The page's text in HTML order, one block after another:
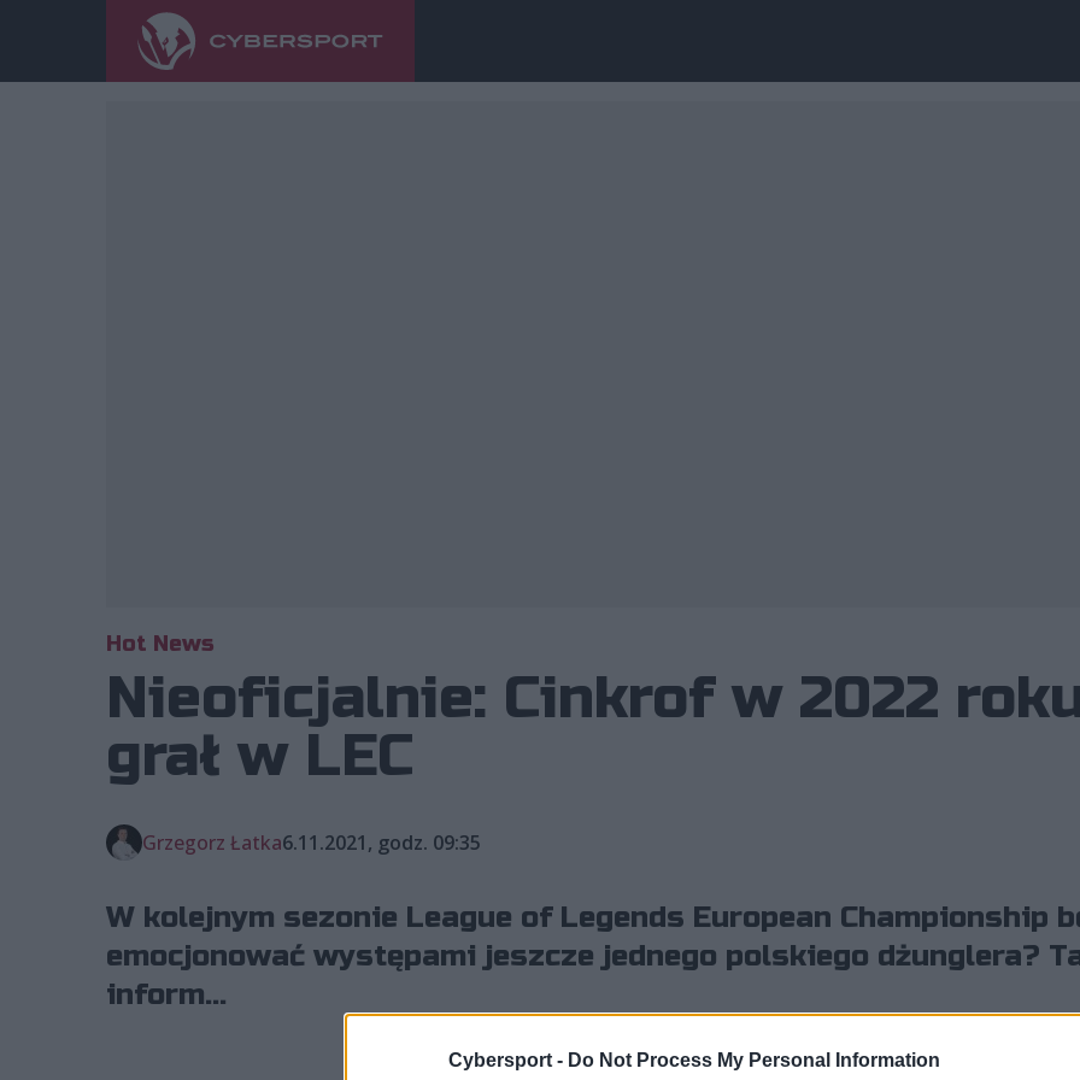
Cybersport - Do Not Process My Personal Information
Hot News
Nieoficjalnie: Cinkrof w 2022
grał w LEC
Grzegorz Łatka6.11.2021, godz. 09:35
W kolejnym sezonie League of Legends European Championship
emocjonować występami jeszcze jednego polskiego dżunglera?
inform...